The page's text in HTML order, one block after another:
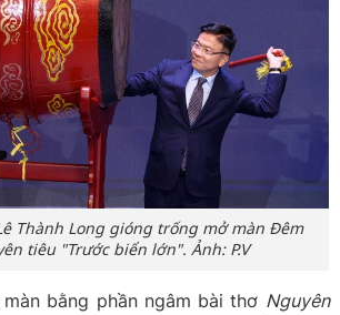
Thành Long gióng trống mở màn Đêm
tiêu "Trước biển lớn". Ảnh: P.V
bằng phần ngâm bài thơ Nguyên